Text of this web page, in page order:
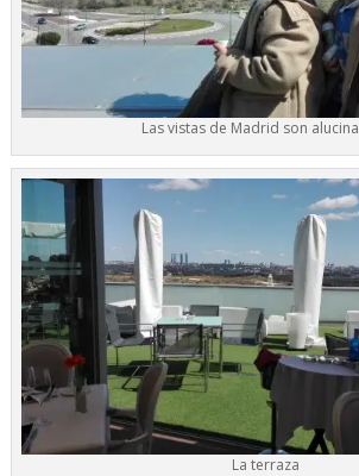
Las vistas de Madrid son
La terraza